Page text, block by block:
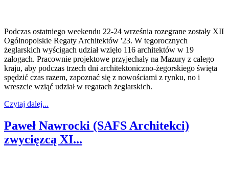
Podczas ostatniego weekendu 22-24 września rozegrane zostały XII
Ogólnopolskie Regaty Architektów '23. W tegorocznych
żeglarskich wyścigach udział wzięło 116 architektów w 19
załogach. Pracownie projektowe przyjechały na Mazury z całego
kraju, aby podczas trzech dni architektoniczno-żegorskiego święta
spędzić czas razem, zapoznać się z nowościami z rynku, no i
wreszcie wziąć udział w regatach żeglarskich.
Czytaj dalej...
Paweł Nawrocki (SAFS Architekci)
zwycięzcą XI...